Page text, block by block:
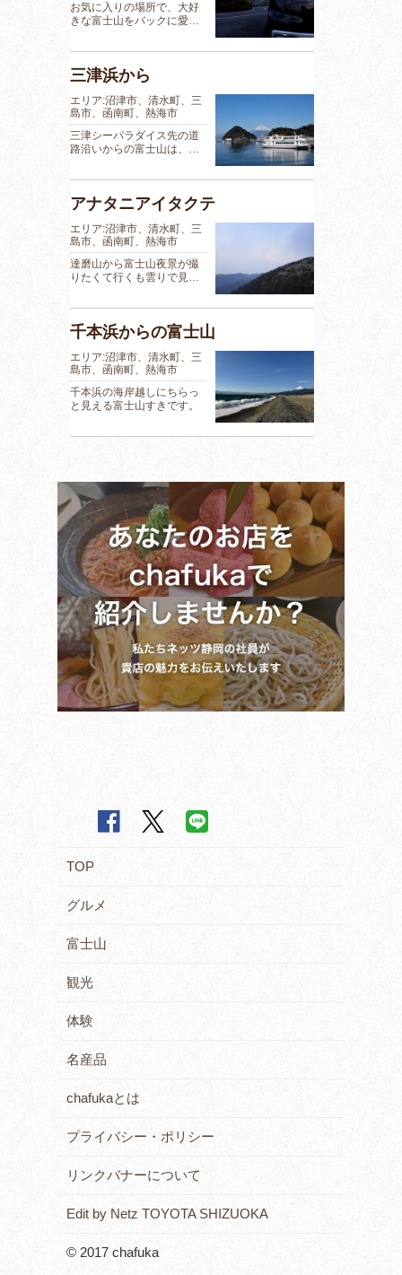
お気に入りの場所で、大好
きな富士山をバックに愛…
三津浜から
エリア:沼津市、清水町、三
島市、函南町、熱海市
三津シーパラダイス先の道
路沿いからの富士山は、…
アナタニアイタクテ
エリア:沼津市、清水町、三
島市、函南町、熱海市
達磨山から富士山夜景が撮
りたくて行くも雲りで見…
千本浜からの富士山
エリア:沼津市、清水町、三
島市、函南町、熱海市
千本浜の海岸越しにちらっ
と見える富士山すきです。
TOP
グルメ
富士山
観光
体験
名産品
chafukaとは
プライバシー・ポリシー
リンクバナーについて
Edit by Netz TOYOTA SHIZUOKA
© 2017 chafuka